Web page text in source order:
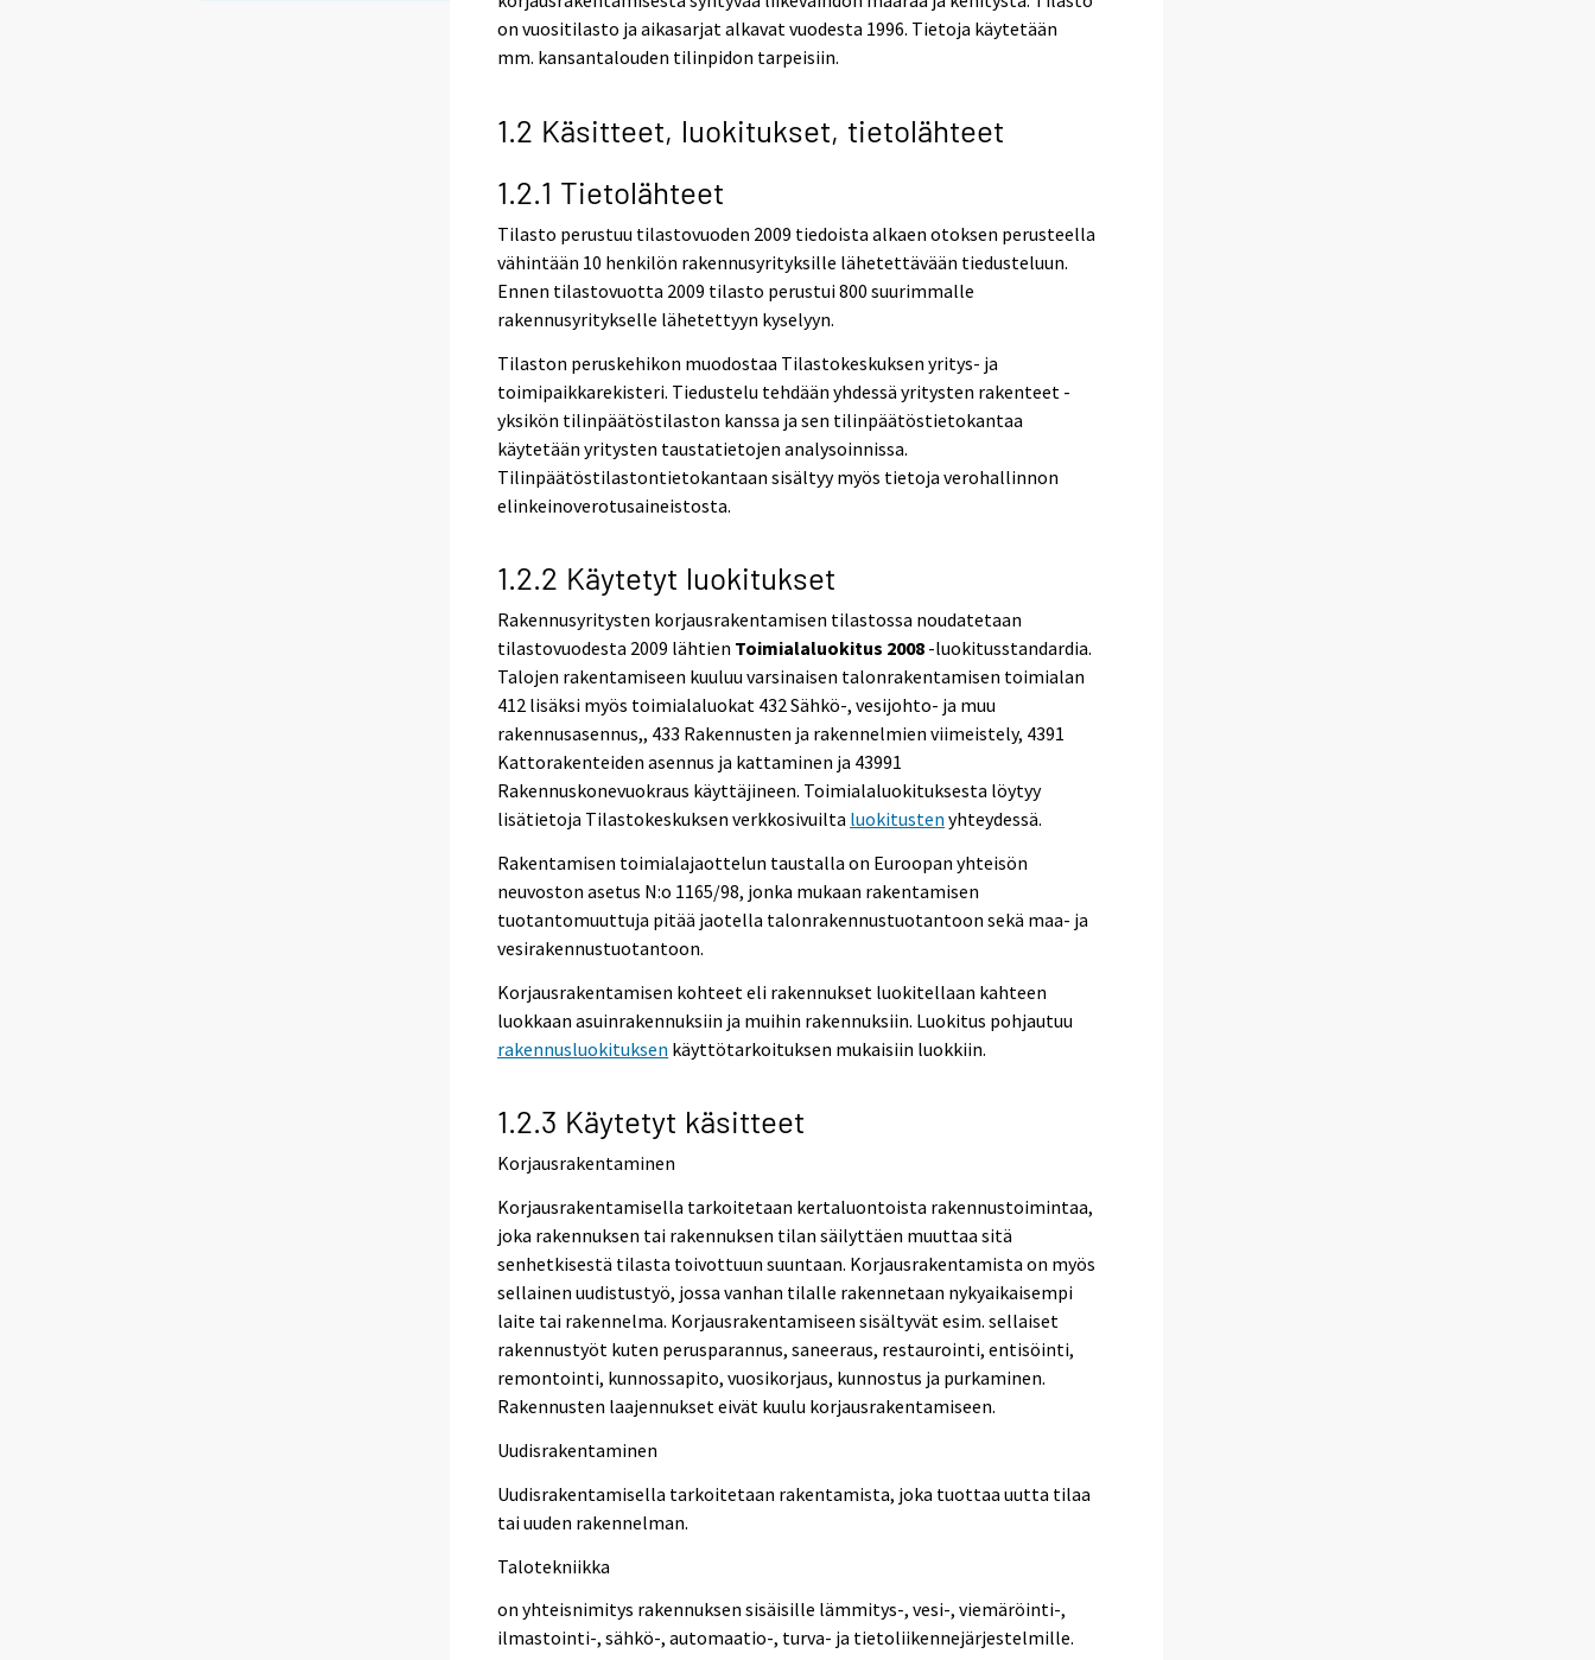
on vuositilasto ja aikasarjat alkavat vuodesta 1996. Tietoja käytetään
mm. kansantalouden tilinpidon tarpeisiin.
1.2 Käsitteet, luokitukset, tietolähteet
1.2.1 Tietolähteet
Tilasto perustuu tilastovuoden 2009 tiedoista alkaen otoksen perusteella
vähintään 10 henkilön rakennusyrityksille lähetettävään tiedusteluun.
Ennen tilastovuotta 2009 tilasto perustui 800 suurimmalle
rakennusyritykselle lähetettyyn kyselyyn.
Tilaston peruskehikon muodostaa Tilastokeskuksen yritys- ja
toimipaikkarekisteri. Tiedustelu tehdään yhdessä yritysten rakenteet -
yksikön tilinpäätöstilaston kanssa ja sen tilinpäätöstietokantaa
käytetään yritysten taustatietojen analysoinnissa.
Tilinpäätöstilastontietokantaan sisältyy myös tietoja verohallinnon
elinkeinoverotusaineistosta.
1.2.2 Käytetyt luokitukset
Rakennusyritysten korjausrakentamisen tilastossa noudatetaan
tilastovuodesta 2009 lähtien Toimialaluokitus 2008 -luokitusstandardia.
Talojen rakentamiseen kuuluu varsinaisen talonrakentamisen toimialan
412 lisäksi myös toimialaluokat 432 Sähkö-, vesijohto- ja muu
rakennusasennus,, 433 Rakennusten ja rakennelmien viimeistely, 4391
Kattorakenteiden asennus ja kattaminen ja 43991
Rakennuskonevuokraus käyttäjineen. Toimialaluokituksesta löytyy
lisätietoja Tilastokeskuksen verkkosivuilta luokitusten yhteydessä.
Rakentamisen toimialajaottelun taustalla on Euroopan yhteisön
neuvoston asetus N:o 1165/98, jonka mukaan rakentamisen
tuotantomuuttuja pitää jaotella talonrakennustuotantoon sekä maa- ja
vesirakennustuotantoon.
Korjausrakentamisen kohteet eli rakennukset luokitellaan kahteen
luokkaan asuinrakennuksiin ja muihin rakennuksiin. Luokitus pohjautuu
rakennusluokituksen käyttötarkoituksen mukaisiin luokkiin.
1.2.3 Käytetyt käsitteet
Korjausrakentaminen
Korjausrakentamisella tarkoitetaan kertaluontoista rakennustoimintaa,
joka rakennuksen tai rakennuksen tilan säilyttäen muuttaa sitä
senhetkisestä tilasta toivottuun suuntaan. Korjausrakentamista on myös
sellainen uudistustyö, jossa vanhan tilalle rakennetaan nykyaikaisempi
laite tai rakennelma. Korjausrakentamiseen sisältyvät esim. sellaiset
rakennustyöt kuten perusparannus, saneeraus, restaurointi, entisöinti,
remontointi, kunnossapito, vuosikorjaus, kunnostus ja purkaminen.
Rakennusten laajennukset eivät kuulu korjausrakentamiseen.
Uudisrakentaminen
Uudisrakentamisella tarkoitetaan rakentamista, joka tuottaa uutta tilaa
tai uuden rakennelman.
Talotekniikka
on yhteisnimitys rakennuksen sisäisille lämmitys-, vesi-, viemäröinti-,
ilmastointi-, sähkö-, automaatio-, turva- ja tietoliikennejärjestelmille.